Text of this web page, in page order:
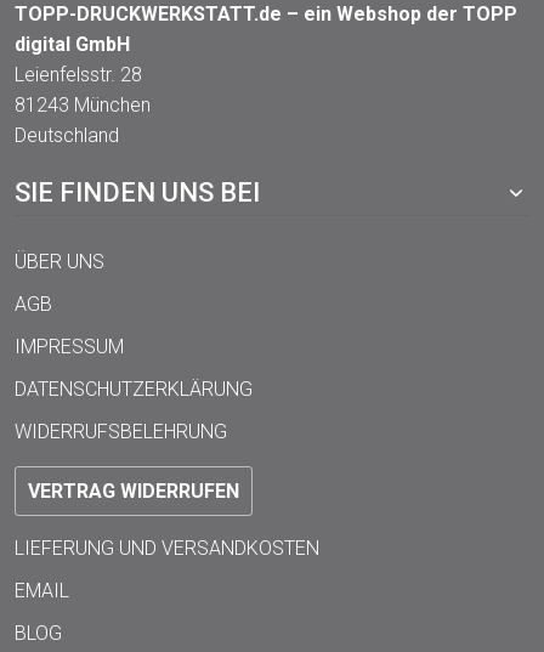
TOPP-DRUCKWERKSTATT.de – ein Webshop der TOPP
digital GmbH
Leienfelsstr. 28
81243 München
Deutschland
SIE FINDEN UNS BEI
ÜBER UNS
AGB
IMPRESSUM
DATENSCHUTZERKLÄRUNG
WIDERRUFSBELEHRUNG
VERTRAG WIDERRUFEN
LIEFERUNG UND VERSANDKOSTEN
EMAIL
BLOG